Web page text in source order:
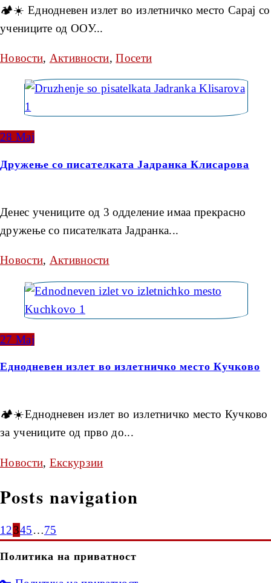
🏕☀️ Еднодневен излет во излетничко место Сарај со
учениците од ООУ...
Новости, Активности,Посети
28 Мај
Дружење со писателката Јадранка Клисарова
Денес учениците од 3 одделение имаа прекрасно
дружење со писателката Јадранка...
Новости, Активности
27 Мај
Еднодневен излет во излетничко место Кучково
🏕☀️Еднодневен излет во излетничко место Кучково
за учениците од прво до...
Новости, Екскурзии
Posts navigation
12345…75
Политика на приватност